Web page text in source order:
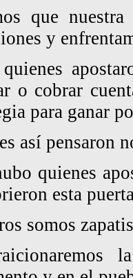
que
y
o cobrar
para ganar
así pensaron
quienes
esta
somos